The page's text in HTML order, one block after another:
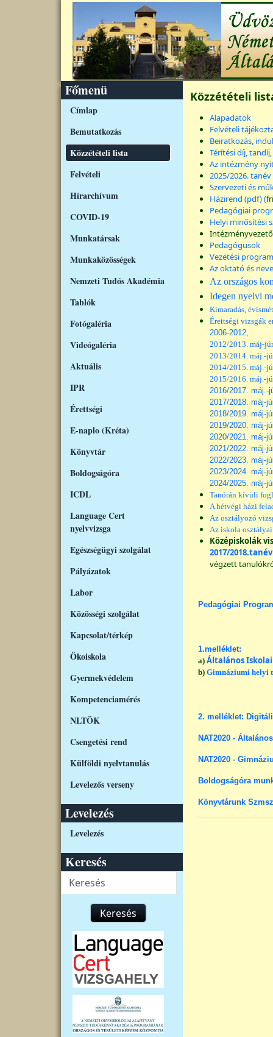
Ugrás a tartalomra
Főmenü
Címlap
Bemutatkozás
Közzétételi lista
Felvételi
Hírarchívum
COVID-19
Munkatársak
Munkaközösségek
Nemzeti Tudós Akadémia
Tablók
Fotógaléria
Videógaléria
Aktuális
IPR
Érettségi
E-naplo (Kréta)
Könyvtár
Boldogságóra
ICDL
Language Cert
nyelvvizsga
Egészségügyi szolgálat
Pályázatok
Labor
Közösségi szolgálat
Kapcsolat/térkép
Ökoiskola
Gyermekvédelem
Kompetenciamérés
NLTÖK
Csengetési rend
Külföldi nyelvtanulás
Levelezős verseny
Levelezés
Levelezés
Keresés
Keresés
Keresés
Közzétételi
Alapadatok
Felvételi
Beiratkozás,
Térítési díj,
Az intézmény
2025/2026.
Szervezeti és
Házirend (pdf) (
Pedagógiai
Helyi minősítési
Pedagógusok
Vezetési
Az oktató és
Az országos
Idegen nyelvi
Kimaradás,
Érettségi vizsgák
2006-2012,
2012/2013. máj-
2013/2014. máj.-
2014/2015. máj.-
2015/2016. máj.-
2016/2017. máj.-
2017/2018. máj-
2018/2019. máj-
2019/2020. máj-
2020/2021. máj-
2021/2022. máj-
2022/2023. máj-
2023/2024. máj-
2024/2025. máj-
Tanórán kívüli
A hétvégi házi
Az osztályozó
Az iskola osztályai
Középiskolák
2017/
végzett
Pedagógiai
1.melléklet:
a) Általános
b) Gimnáziumi helyi
2. melléklet:
NAT2020 -
NAT2020 -
Boldogságóra
Könyvtárunk